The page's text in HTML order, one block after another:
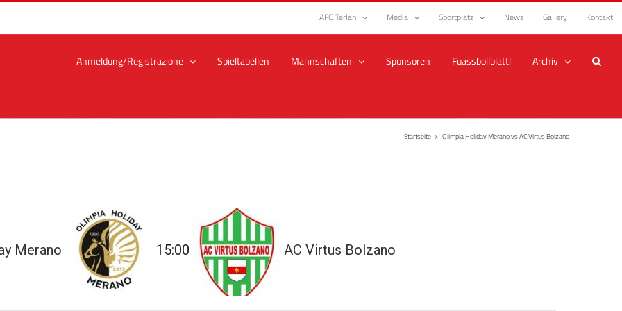
AFC Terlan Media Sportplatz News Gallery Kontakt
Anmeldung/Registrazione Spieltabellen Mannschaften Sponsoren Fuassbollblattl Archiv
Startseite > Olimpia Holiday Merano vs AC Virtus Bolzano
Merano 15:00 AC Virtus Bolzano